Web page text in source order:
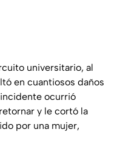
universitario, al
en cuantiosos daños
ocurrió
y le cortó la
por una mujer,